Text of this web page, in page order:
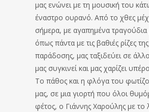
μας ενώνει με τη μουσική του
έναστρο ουρανό. Από το χθες
σήμερα, με αγαπημένα
όπως πάντα με τις βαθιές ρίζες
παράδοσης, μας ταξιδεύει σε
μας συγκινεί και μας χαρίζει
Το πάθος και η φλόγα του
μας, σε μια γιορτή που όλοι
φέτος, ο Γιάννης Χαρούλης με το